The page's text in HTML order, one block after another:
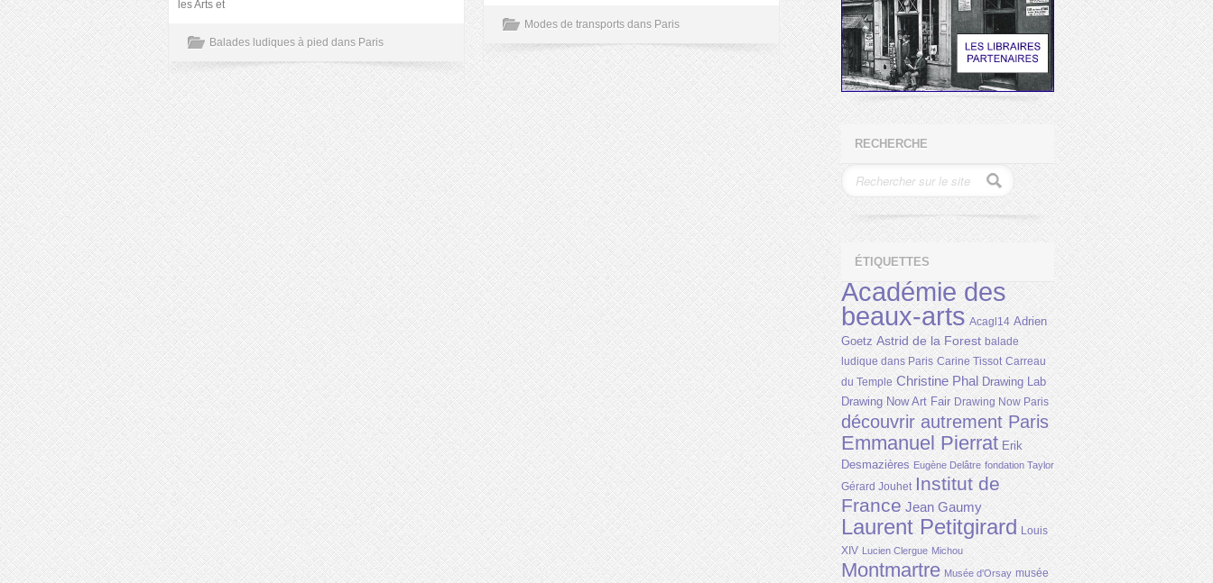
les Arts et
Balades ludiques à pied dans Paris
Modes de transports dans Paris
RECHERCHE
ÉTIQUETTES
Académie des
beaux-arts Acagl14 Adrien
Goetz Astrid de la Forest balade
ludique dans Paris Carine Tissot Carreau
du Temple Christine Phal Drawing Lab
Drawing Now Art Fair Drawing Now Paris
découvrir autrement Paris
Emmanuel Pierrat Erik
Desmazières Eugène Delâtre fondation Taylor
Gérard Jouhet Institut de
France Jean Gaumy
Laurent Petitgirard Louis
XIV Lucien Clergue Michou
Montmartre Musée d'Orsay musée